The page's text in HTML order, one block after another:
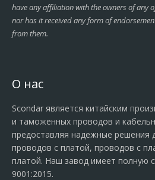
have any affiliation with the owners of any
nor has it received any form of
from them.
О нас
Scondar является китайским
и таможенных проводов и
предоставляя надежные решения
проводов с платой, проводов с
платой. Наш завод имеет полную
9001:2015.